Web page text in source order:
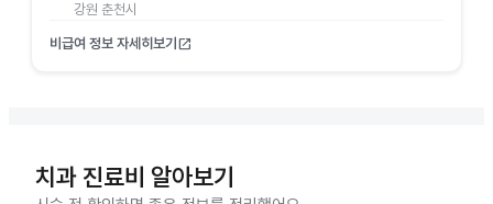
강원 춘천시
비급여 정보 자세히보기 open_in_new
치과 진료비 알아보기